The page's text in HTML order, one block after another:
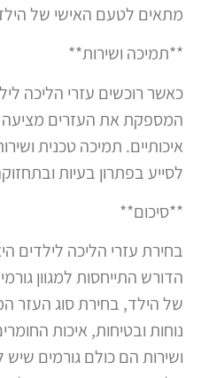
מתאים לטעם האישי של הילד.
**תמיכה ושירות**
כאשר רוכשים עזרי הליכה
המספקת את העזרים מציעה
איכותיים. תמיכה טכנית
לסייע בפתרון בעיות
**סיכום**
בחירת עזרי הליכה לילדים
הדורש התייחסות למגוון
של הילד, בחירת סוג העזר
נוחות ובטיחות, איכות
ושירות הם כולם גורמים שיש